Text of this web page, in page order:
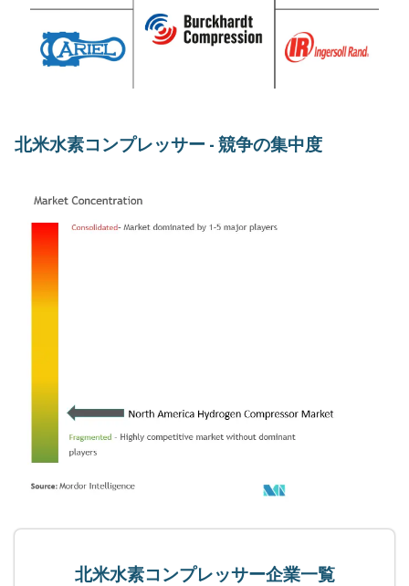
北米水素コンプレッサー - 競争の集中度
北米水素コンプレッサー企業一覧